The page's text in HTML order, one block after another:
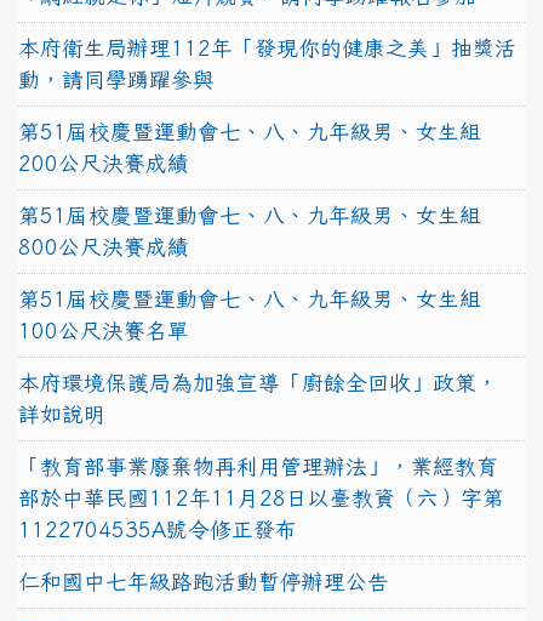
本府衛生局辦理112年「發現你的健康之美」抽獎活
動，請同學踴躍參與
第51屆校慶暨運動會七、八、九年級男、女生組
200公尺決賽成績
第51屆校慶暨運動會七、八、九年級男、女生組
800公尺決賽成績
第51屆校慶暨運動會七、八、九年級男、女生組
100公尺決賽名單
本府環境保護局為加強宣導「廚餘全回收」政策，
詳如說明
「教育部事業廢棄物再利用管理辦法」，業經教育
部於中華民國112年11月28日以臺教資（六）字第
1122704535A號令修正發布
仁和國中七年級路跑活動暫停辦理公告